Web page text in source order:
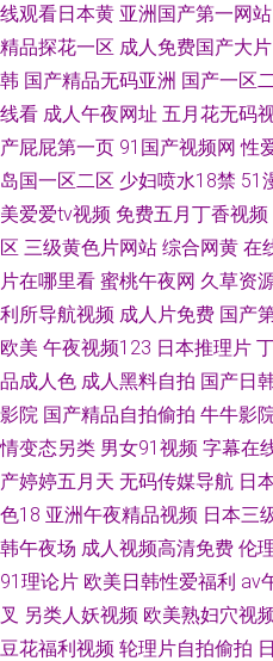
线观看日本黄 亚洲国产第一网站
精品探花一区 成人免费国产大片
韩 国产精品无码亚洲 国产一区
线看 成人午夜网址 五月花无码
产屁屁第一页 91国产视频网 性
岛国一区二区 少妇喷水18禁 51
美爱爱tv视频 免费五月丁香视频
区 三级黄色片网站 综合网黄 在
片在哪里看 蜜桃午夜网 久草资
利所导航视频 成人片免费 国产
欧美 午夜视频123 日本推理片
品成人色 成人黑料自拍 国产日
影院 国产精品自拍偷拍 牛牛影
情变态另类 男女91视频 字幕在
产婷婷五月天 无码传媒导航 日
色18 亚洲午夜精品视频 日本三
韩午夜场 成人视频高清免费 伦
91理论片 欧美日韩性爱福利 av
叉 另类人妖视频 欧美熟妇穴视
豆花福利视频 轮理片自拍偷拍